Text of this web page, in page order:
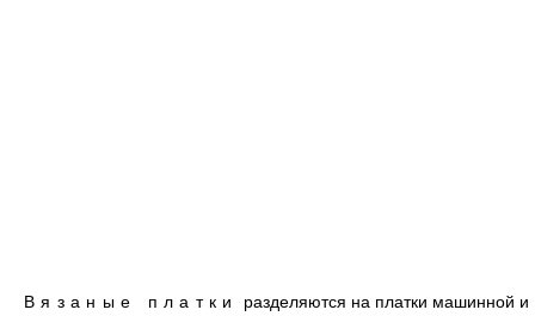
Вязаные платки
разделяются на платки машинной и